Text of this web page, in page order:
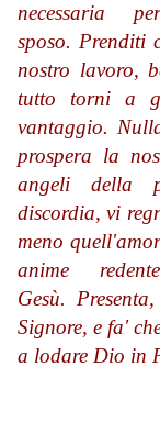
necessaria
sposo. Prenditi
nostro lavoro,
tutto torni a
vantaggio.
prospera la
angeli della
discordia, vi
meno
anime
Gesù.
Signore, e fa'
a lodare Dio in